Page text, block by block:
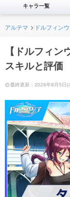
キャラ一覧
アルテマ ドルフィン
【ドルフィ
スキルと評価
最終更新：2026年8月5日(